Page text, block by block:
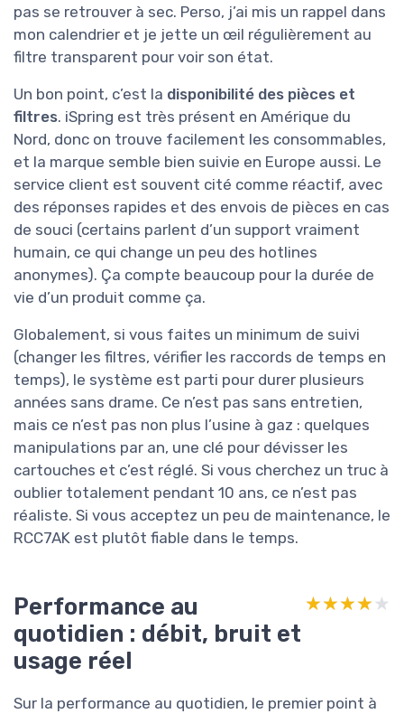
pas se retrouver à sec. Perso, j’ai mis un rappel dans
mon calendrier et je jette un œil régulièrement au
filtre transparent pour voir son état.
Un bon point, c’est la disponibilité des pièces et
filtres. iSpring est très présent en Amérique du
Nord, donc on trouve facilement les consommables,
et la marque semble bien suivie en Europe aussi. Le
service client est souvent cité comme réactif, avec
des réponses rapides et des envois de pièces en cas
de souci (certains parlent d’un support vraiment
humain, ce qui change un peu des hotlines
anonymes). Ça compte beaucoup pour la durée de
vie d’un produit comme ça.
Globalement, si vous faites un minimum de suivi
(changer les filtres, vérifier les raccords de temps en
temps), le système est parti pour durer plusieurs
années sans drame. Ce n’est pas sans entretien,
mais ce n’est pas non plus l’usine à gaz : quelques
manipulations par an, une clé pour dévisser les
cartouches et c’est réglé. Si vous cherchez un truc à
oublier totalement pendant 10 ans, ce n’est pas
réaliste. Si vous acceptez un peu de maintenance, le
RCC7AK est plutôt fiable dans le temps.
Performance au
quotidien : débit, bruit et
usage réel
★★★★★
★★★★★
Sur la performance au quotidien, le premier point à